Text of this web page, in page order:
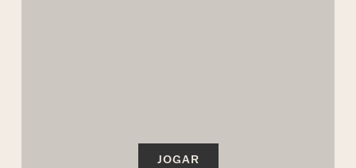
JOGAR